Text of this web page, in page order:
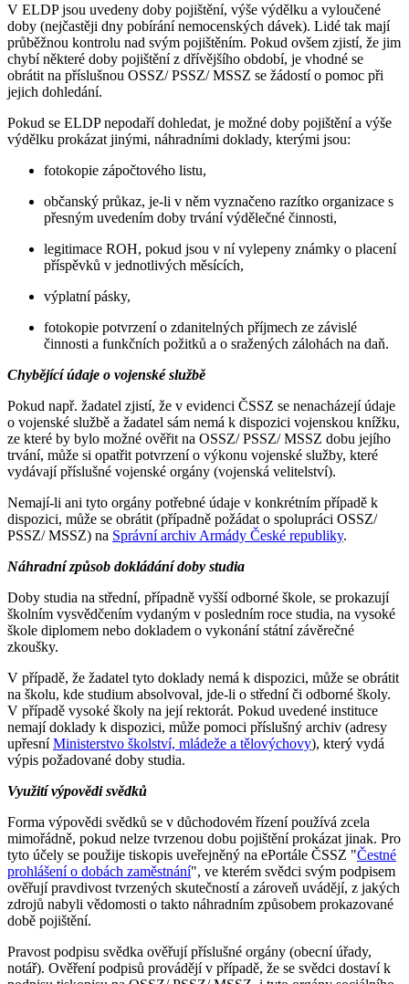
V ELDP jsou uvedeny doby pojištění, výše výdělku a vyloučené
doby (nejčastěji dny pobírání nemocenských dávek). Lidé tak mají
průběžnou kontrolu nad svým pojištěním. Pokud ovšem zjistí, že jim
chybí některé doby pojištění z dřívějšího období, je vhodné se
obrátit na příslušnou OSSZ/ PSSZ/ MSSZ se žádostí o pomoc při
jejich dohledání.
Pokud se ELDP nepodaří dohledat, je možné doby pojištění a výše
výdělku prokázat jinými, náhradními doklady, kterými jsou:
fotokopie zápočtového listu,
občanský průkaz, je-li v něm vyznačeno razítko organizace s
přesným uvedením doby trvání výdělečné činnosti,
legitimace ROH, pokud jsou v ní vylepeny známky o placení
příspěvků v jednotlivých měsících,
výplatní pásky,
fotokopie potvrzení o zdanitelných příjmech ze závislé
činnosti a funkčních požitků a o sražených zálohách na daň.
Chybějící údaje o vojenské službě
Pokud např. žadatel zjistí, že v evidenci ČSSZ se nenacházejí údaje
o vojenské službě a žadatel sám nemá k dispozici vojenskou knížku,
ze které by bylo možné ověřit na OSSZ/ PSSZ/ MSSZ dobu jejího
trvání, může si opatřit potvrzení o výkonu vojenské služby, které
vydávají příslušné vojenské orgány (vojenská velitelství).
Nemají-li ani tyto orgány potřebné údaje v konkrétním případě k
dispozici, může se obrátit (případně požádat o spolupráci OSSZ/
PSSZ/ MSSZ) na Správní archiv Armády České republiky.
Náhradní způsob dokládání doby studia
Doby studia na střední, případně vyšší odborné škole, se prokazují
školním vysvědčením vydaným v posledním roce studia, na vysoké
škole diplomem nebo dokladem o vykonání státní závěrečné
zkoušky.
V případě, že žadatel tyto doklady nemá k dispozici, může se obrátit
na školu, kde studium absolvoval, jde-li o střední či odborné školy.
V případě vysoké školy na její rektorát. Pokud uvedené instituce
nemají doklady k dispozici, může pomoci příslušný archiv (adresy
upřesníMinisterstvo školství, mládeže a tělovýchovy), který vydá
výpis požadované doby studia.
Využití výpovědi svědků
Forma výpovědi svědků se v důchodovém řízení používá zcela
mimořádně, pokud nelze tvrzenou dobu pojištění prokázat jinak. Pro
tyto účely se použije tiskopis uveřejněný na ePortále ČSSZ "Čestné
prohlášení o dobách zaměstnání", ve kterém svědci svým podpisem
ověřují pravdivost tvrzených skutečností a zároveň uvádějí, z jakých
zdrojů nabyli vědomosti o takto náhradním způsobem prokazované
době pojištění.
Pravost podpisu svědka ověřují příslušné orgány (obecní úřady,
notář). Ověření podpisů provádějí v případě, že se svědci dostaví k